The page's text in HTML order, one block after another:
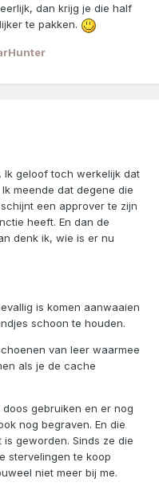
dan krijg je die half
te pakken.
Ik geloof toch werkelijk dat
meende dat degene die
een approver te zijn
heeft. En dan de
denk ik, wie is er nu
is komen aanwaaien
schoon te houden.
van leer waarmee
als je de cache
gebruiken en er nog
nog begraven. En die
geworden. Sinds ze die
stervelingen te koop
niet meer bij me.